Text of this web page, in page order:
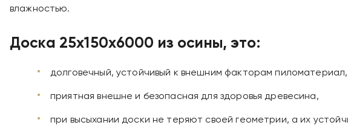
влажностью.
Доска 25х150х6000 из осины, это:
долговечный, устойчивый к внешним факторам пиломатериал,
приятная внешне и безопасная для здоровья древесина,
при высыхании доски не теряют своей геометрии, а их